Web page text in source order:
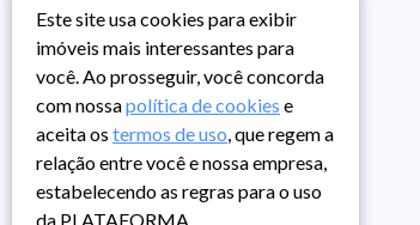
Este site usa cookies para exibir
imóveis mais interessantes para
você. Ao prosseguir, você concorda
com nossapolítica de cookies e
aceita os termos de uso, que regem a
relação entre você e nossa empresa,
estabelecendo as regras para o uso
da PLATAFORMA.